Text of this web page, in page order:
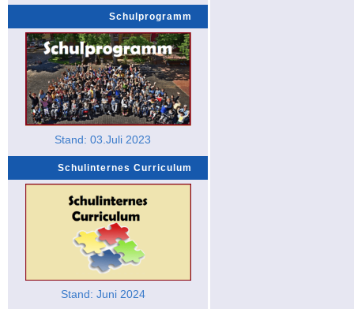
Schulprogramm
Stand: 03.Juli 2023
Schulinternes Curriculum
Stand: Juni 2024